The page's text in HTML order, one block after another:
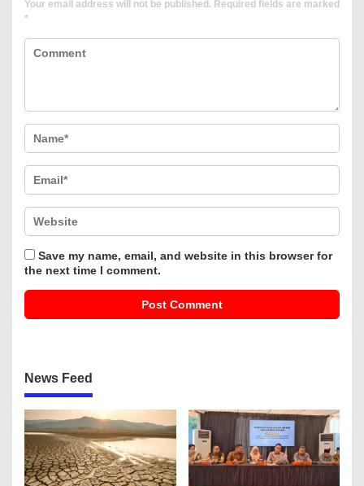
Your email address will not be published. Required fields are marked
*
Save my name, email, and website in this browser for
the next time I comment.
News Feed